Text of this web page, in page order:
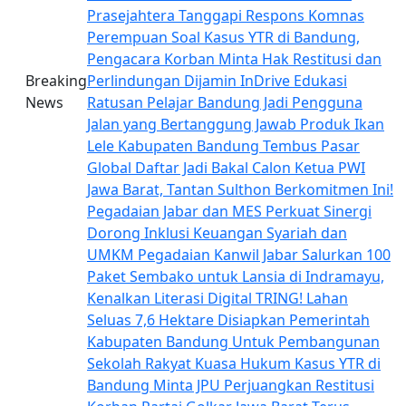
Breaking
News
Prasejahtera Tanggapi Respons Komnas
Perempuan Soal Kasus YTR di Bandung,
Pengacara Korban Minta Hak Restitusi dan
Perlindungan Dijamin InDrive Edukasi
Ratusan Pelajar Bandung Jadi Pengguna
Jalan yang Bertanggung Jawab Produk Ikan
Lele Kabupaten Bandung Tembus Pasar
Global Daftar Jadi Bakal Calon Ketua PWI
Jawa Barat, Tantan Sulthon Berkomitmen Ini!
Pegadaian Jabar dan MES Perkuat Sinergi
Dorong Inklusi Keuangan Syariah dan
UMKM Pegadaian Kanwil Jabar Salurkan 100
Paket Sembako untuk Lansia di Indramayu,
Kenalkan Literasi Digital TRING! Lahan
Seluas 7,6 Hektare Disiapkan Pemerintah
Kabupaten Bandung Untuk Pembangunan
Sekolah Rakyat Kuasa Hukum Kasus YTR di
Bandung Minta JPU Perjuangkan Restitusi